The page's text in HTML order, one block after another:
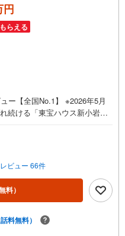
円
らえる
ー【全国No.1】 ※2026年5月
続ける「東宝ハウス新小岩」
20:00）はお電話でのご連絡が
迎・最寄駅でのお待ち合わせ
。 選ばれる3つの「圧倒的メ
の提携住宅ローン】「他社
方も独自審査で多数承認！優
得に。（2）【未来カレンダー
なら安心か」をプロが明確に
ビュー 66件
料）
話料無料）